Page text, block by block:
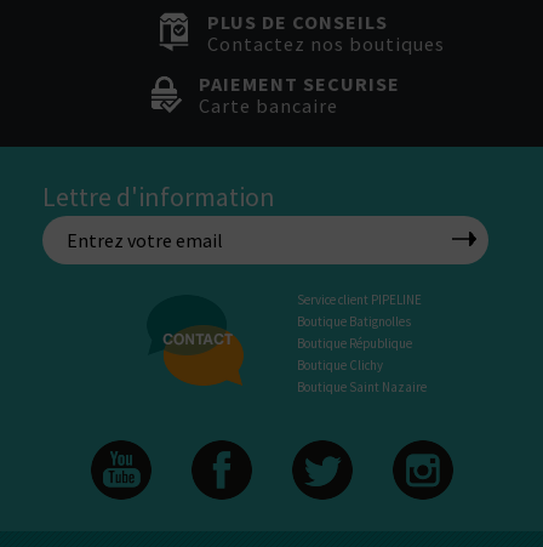
PLUS DE CONSEILS
Contactez nos boutiques
PAIEMENT SECURISE
Carte bancaire
Lettre d'information
Service client PIPELINE
Boutique Batignolles
Boutique République
Boutique Clichy
Boutique Saint Nazaire